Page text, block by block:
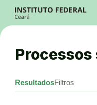
Ir para a busca
Ir para o menu principal
Ir para o conteúdo
Alto Contraste
Login da Área Administrativa
ResultadosFiltros